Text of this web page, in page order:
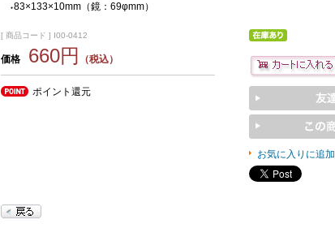
●83×133×10mm（鏡：69φmm）
[ 商品コード ] I00-0412
価格 660円 （税込）
ポイント還元
お気に入りに追加